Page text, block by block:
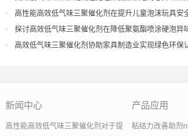
导
高性能高效低气味三聚催化剂在提升儿童泡沫玩具安
探讨高效低气味三聚催化剂在降低聚氨酯喷涂硬泡异
果
高效低气味三聚催化剂协助家具制造业实现绿色环保
新闻中心
高性能高效低气味三聚催化剂对于提
产品应用
粘结力改善助剂